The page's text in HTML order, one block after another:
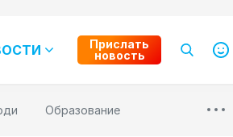
Прислать
новость
Образование